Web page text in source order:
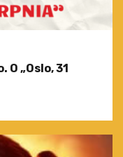
„Oslo, 31